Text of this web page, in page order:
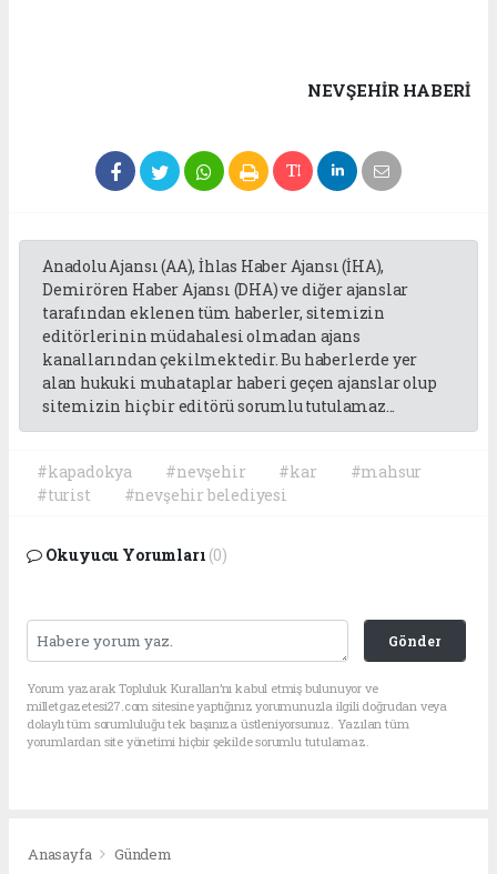
NEVŞEHIR HABERİ
Anadolu Ajansı (AA), İhlas Haber Ajansı (İHA),
Demirören Haber Ajansı (DHA) ve diğer ajanslar
tarafından eklenen tüm haberler, sitemizin
editörlerinin müdahalesi olmadan ajans
kanallarından çekilmektedir. Bu haberlerde yer
alan hukuki muhataplar haberi geçen ajanslar olup
sitemizin hiç bir editörü sorumlu tutulamaz...
#kapadokya #nevşehir #kar
#mahsur
#turist
#nevşehir belediyesi
Okuyucu Yorumları (0)
Gönder
Yorum yazarak Topluluk Kuralları’nı kabul etmiş bulunuyor ve
milletgazetesi27.com sitesine yaptığınız yorumunuzla ilgili doğrudan veya
dolaylı tüm sorumluluğu tek başınıza üstleniyorsunuz. Yazılan tüm
yorumlardan site yönetimi hiçbir şekilde sorumlu tutulamaz.
Anasayfa Gündem